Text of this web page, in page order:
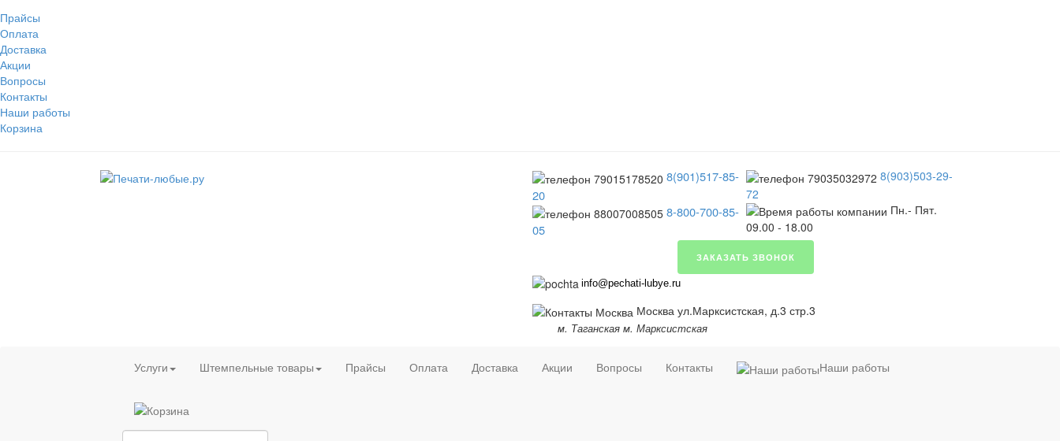
Прайсы
Оплата
Доставка
Акции
Вопросы
Контакты
Наши работы
Корзина
8(901)517-85-
20
8-800-700-85-
05
8(903)503-29-
72
Пн.- Пят.
09.00 - 18.00
ЗАКАЗАТЬ ЗВОНОК
info@pechati-lubye.ru
Москва ул.Марксистская, д.3 стр.3
м. Таганская м. Марксистская
Услуги Штемпельные товары Прайсы Оплата Доставка Акции Вопросы Контакты Наши работы